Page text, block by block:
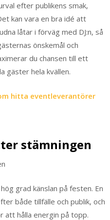
efter publikens smak,
kan vara en bra idé att
låtar i förväg med DJ:n, så
önskemål och
du chansen till ett
gäster hela kvällen.
hitta eventleverantörer
stämningen
grad känslan på festen. En
både tillfälle och publik, och
att hålla energin på topp.